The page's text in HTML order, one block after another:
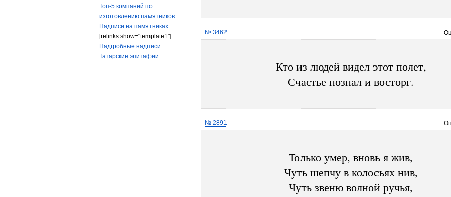
Топ-5 компаний по
изготовлению памятников
Надписи на памятниках
[relinks show="template1"]
Надгробные надписи
Татарские эпитафии
№ 3462
Кто из людей видел этот полет,
Счастье познал и восторг.
№ 2891
Только умер, вновь я жив,
Чуть шепчу в колосьях нив,
Чуть звеню волной ручья,